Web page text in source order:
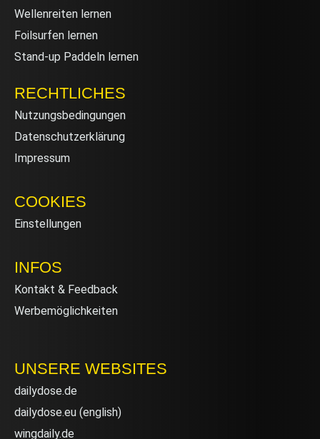
Wellenreiten lernen
Foilsurfen lernen
Stand-up Paddeln lernen
RECHTLICHES
Nutzungsbedingungen
Datenschutzerklärung
Impressum
COOKIES
Einstellungen
INFOS
Kontakt & Feedback
Werbemöglichkeiten
UNSERE WEBSITES
dailydose.de
dailydose.eu (english)
wingdaily.de